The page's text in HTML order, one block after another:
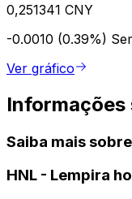
0,251341 CNY
-0.0010 (0.39%)
Ver gráfico
Informações
Saiba mais sobre
HNL - Lempira